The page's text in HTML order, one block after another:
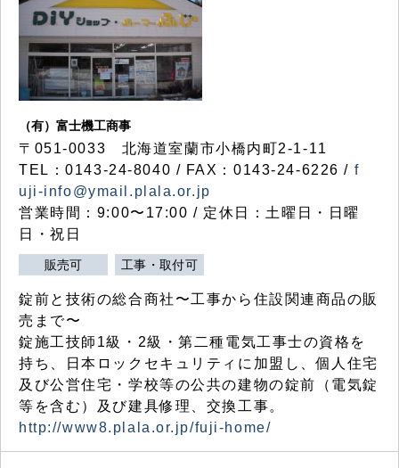
（有）富士機工商事
〒051-0033 北海道室蘭市小橋内町2-1-11
TEL：0143-24-8040 / FAX：0143-24-6226 / f
uji-info@ymail.plala.or.jp
営業時間：9:00〜17:00 / 定休日：土曜日・日曜
日・祝日
販売可 工事・取付可
錠前と技術の総合商社〜工事から住設関連商品の販
売まで〜
錠施工技師1級・2級・第二種電気工事士の資格を
持ち、日本ロックセキュリティに加盟し、個人住宅
及び公営住宅・学校等の公共の建物の錠前（電気錠
等を含む）及び建具修理、交換工事。
http://www8.plala.or.jp/fuji-home/